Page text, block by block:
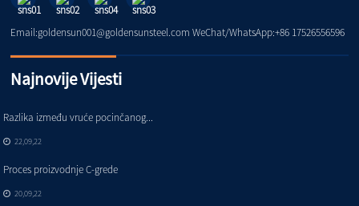
Email:goldensun001@goldensunsteel.com WeChat/WhatsApp:+86 17526556596
Najnovije Vijesti
Razlika između vruće pocinčanog...
22,09,22
Proces proizvodnje C-grede
20,09,22